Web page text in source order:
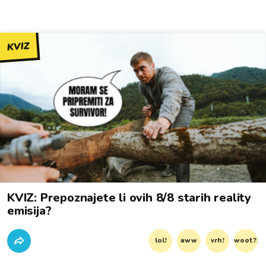
KVIZ
KVIZ: Prepoznajete li ovih 8/8 starih reality
emisija?
lol! aww vrh! woot?!